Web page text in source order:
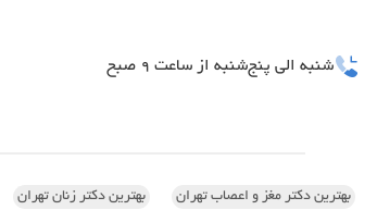
شنبه الی پنج‌شنبه از ساعت 9 صبح
بهترین دکتر مغز و اعصاب تهران بهترین دکتر زنان تهران